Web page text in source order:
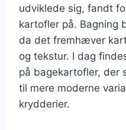
udviklede sig, fandt
kartofler på. Bagning
da det fremhæver
og tekstur. I dag
på bagekartofler, der
til mere moderne
krydderier.